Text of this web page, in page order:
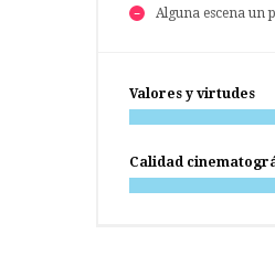
Alguna escena un
Valores y virtudes
Calidad